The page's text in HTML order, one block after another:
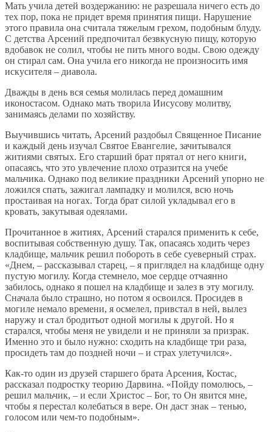
Мать учила детей воздержанию: не разрешала ничего есть до
тех пор, пока не придет время принятия пищи. Нарушение
этого правила она считала тяжелым грехом, подобным блуду.
С детства Арсений предпочитал безвкусную пищу, которую
вдобавок не солил, чтобы не пить много воды. Свою одежду
он стирал сам. Она учила его никогда не произносить имя
искусителя – диавола.
Дважды в день вся семья молилась перед домашним
иконостасом. Однако мать творила Иисусову молитву,
занимаясь делами по хозяйству.
Выучившись читать, Арсений раздобыл Священное Писание
и каждый день изучал Святое Евангелие, зачитывался
житиями святых. Его старший брат прятал от него книги,
опасаясь, что это увлечение плохо отразится на учебе
мальчика. Однако под великие праздники Арсений упорно не
ложился спать, зажигал лампадку и молился, всю ночь
простаивая на ногах. Тогда брат силой укладывал его в
кровать, закутывая одеялами.
Прочитанное в житиях, Арсений старался применить к себе,
воспитывая собственную душу. Так, опасаясь ходить через
кладбище, мальчик решил побороть в себе суеверный страх.
«Днем, – рассказывал старец, – я приглядел на кладбище одну
пустую могилу. Когда стемнело, мое сердце отчаянно
забилось, однако я пошел на кладбище и залез в эту могилу.
Сначала было страшно, но потом я освоился. Просидев в
могиле немало времени, я осмелел, привстал в ней, вылез
наружу и стал бродитьот одной могилы к другой. Но я
старался, чтобы меня не увидели и не приняли за призрак.
Именно это и было нужно: сходить на кладбище три раза,
просидеть там до поздней ночи – и страх улетучился».
Как-то один из друзей старшего брата Арсения, Костас,
рассказал подростку теорию Дарвина. «Пойду помолюсь, –
решил мальчик, – и если Христос – Бог, то Он явится мне,
чтобы я перестал колебаться в вере. Он даст знак – тенью,
голосом или чем-то подобным».